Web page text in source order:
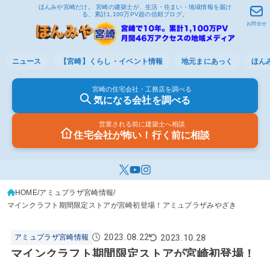
ほんみや宮崎だけ。 宮崎の建築士が、生活・住まい・地域情報を届け
る、累計1,100万PV超の信頼ブログ。
ニュース 【宮崎】くらし・イベント情報 地元まにあっく ほん
宮崎の住宅会社・工務店を調べる
気になる会社を調べる
営業される前に建築士へ相談
住宅会社が怖い！行く前に相談
お問合せ
HOME アミュプラザ宮崎情報
マインクラフト期間限定ストアが宮崎初登場！アミュプラザみやざき
アミュプラザ宮崎情報 2023.08.22 2023.10.28
マインクラフト期間限定ストアが宮崎初登場！